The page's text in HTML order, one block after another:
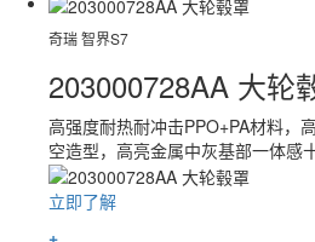
奇瑞 智界S7
203000728AA 大轮
高强度耐热耐冲击PPO+PA材料，
空造型，高亮金属中灰基部一体感
立即了解
+